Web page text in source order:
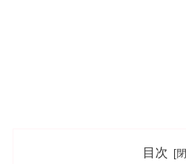
目次